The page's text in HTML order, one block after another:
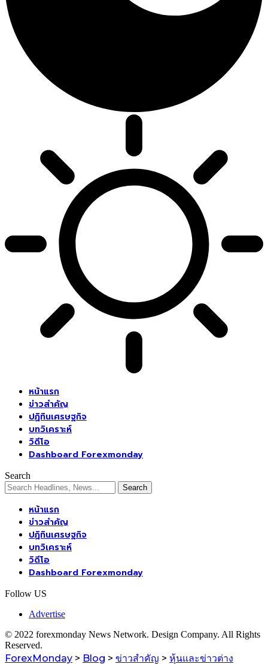
หน้าแรก
ข่าวสำคัญ
ปฏิทินเศรษฐกิจ
บทวิเคราะห์
วิดีโอ
Dashboard Forexmonday
Search
หน้าแรก
ข่าวสำคัญ
ปฏิทินเศรษฐกิจ
บทวิเคราะห์
วิดีโอ
Dashboard Forexmonday
Follow US
Advertise
© 2022 forexmonday News Network. Design Company. All Rights
Reserved.
ForexMonday > Blog > ข่าวสำคัญ > หุ้นและข่าวต่าง